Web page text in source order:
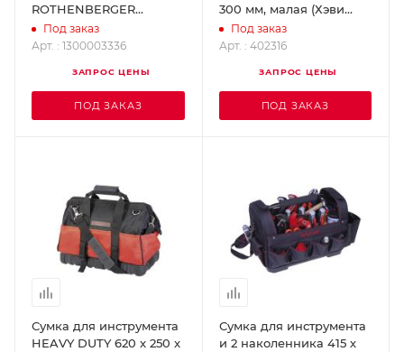
ROTHENBERGER
1300003336
Под заказ
Арт. : 1300003336
ЗАПРОС ЦЕНЫ
ПОД ЗАКАЗ
300 мм, малая (Хэви
Дьюти) ROTHENBERGER
402316
Под заказ
Арт. : 402316
ЗАПРОС ЦЕНЫ
ПОД ЗАКАЗ
Сумка для инструмента
HEAVY DUTY 620 x 250 x
Сумка для инструмента
и 2 наколенника 415 х